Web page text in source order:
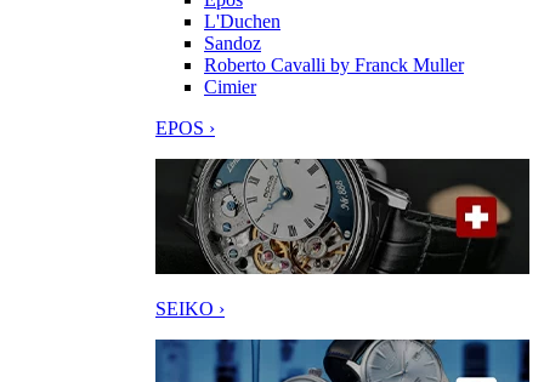
L'Duchen
Sandoz
Roberto Cavalli by Franck Muller
Cimier
EPOS ›
SEIKO ›